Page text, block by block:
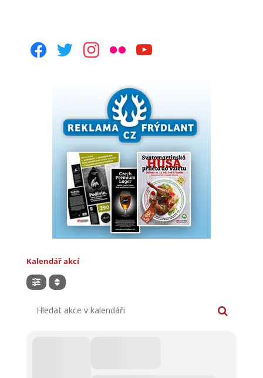
facebooktwitterinstagram
flickr youtube
Kalendář akcí